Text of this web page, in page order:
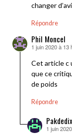
changer
Répondre
Phil Moncel
dit :
1 juin 2020 à 13
Cet article c
que ce
de poids
Répondre
Pakdedix
dit :
1 juin